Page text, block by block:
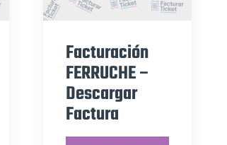
Facturación
FERRUCHE –
Descargar
Factura